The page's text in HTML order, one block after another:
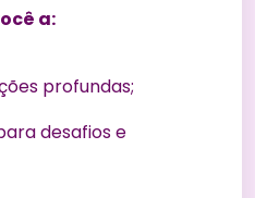
a:
profundas;
desafios e